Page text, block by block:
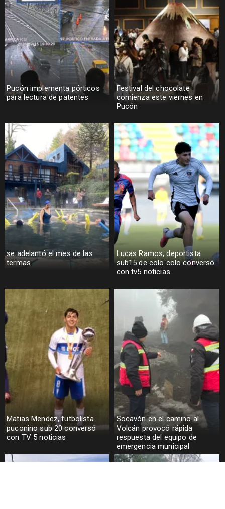
Pucón implementa pórticos
para lectura de patentes
Festival del chocolate
comienza este viernes en
Pucón
se adelantó el mes de las
termas
Lucas Ramos, deportista
sub15 de colo colo conversó
con tv5 noticias
Matias Mendez, futbolista
puconino sub 20 conversó
con TV 5 noticias
Socavón en el camino al
Volcán provocó rápida
respuesta del equipo de
emergencia municipal